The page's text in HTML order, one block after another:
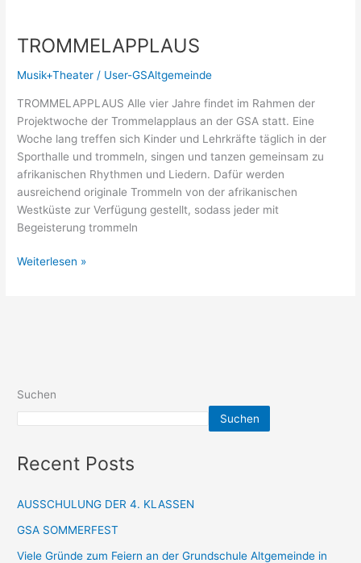
TROMMELAPPLAUS
Musik+Theater / User-GSAltgemeinde
TROMMELAPPLAUS Alle vier Jahre findet im Rahmen der
Projektwoche der Trommelapplaus an der GSA statt. Eine
Woche lang treffen sich Kinder und Lehrkräfte täglich in der
Sporthalle und trommeln, singen und tanzen gemeinsam zu
afrikanischen Rhythmen und Liedern. Dafür werden
ausreichend originale Trommeln von der afrikanischen
Westküste zur Verfügung gestellt, sodass jeder mit
Begeisterung trommeln
Weiterlesen »
Suchen
Suchen
Recent Posts
AUSSCHULUNG DER 4. KLASSEN
GSA SOMMERFEST
Viele Gründe zum Feiern an der Grundschule Altgemeinde in